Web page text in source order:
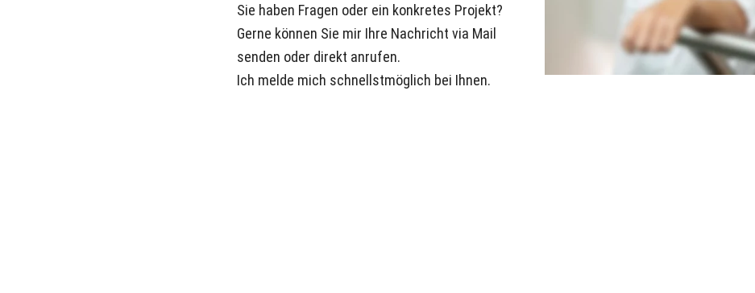
Sie haben Fragen oder ein konkretes Projekt?
Gerne können Sie mir Ihre Nachricht via Mail
senden oder direkt anrufen.
Ich melde mich schnellstmöglich bei Ihnen.